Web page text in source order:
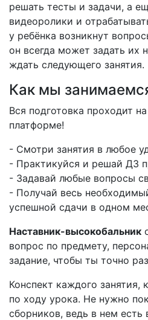
решать тесты и задачи, а
видеоролики и
у ребёнка возникнут
он всегда может задать их
ждать следующего занятия.
Как мы
Вся подготовка проходит
платформе!
- Смотри занятия в любое
- Практикуйся и решай ДЗ
- Задавай любые вопросы
- Получай весь
успешной сдачи в одном
Наставник-высокобальник
вопрос по предмету,
задание, чтобы ты точно
Конспект каждого занятия,
по ходу урока. Не нужно
сборников, ведь в нем есть